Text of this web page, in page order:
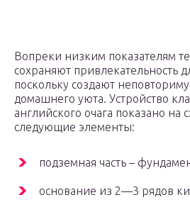
Вопреки низким показателям
сохраняют привлекательность
поскольку создают
домашнего уюта. Устройство
английского очага показано на
следующие элементы:
подземная часть –
основание из 2—3 рядов